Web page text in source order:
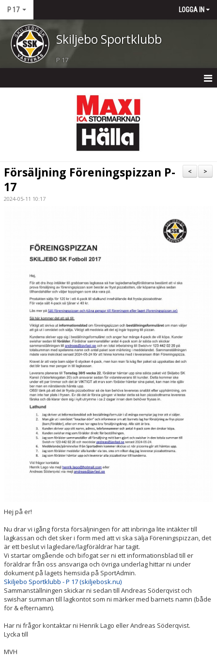
P 17 LOGGA IN
Skiljebo Sportklubb
P 17
TRUPPEN
BILDGALLERI
>
<
Försäljning Föreningspizzan P-
17
2024-05-11 10:17
Hej på er!
Nu drar vi igång första försäljningen för att inbringa lite intäkter till
lagkassan och det sker i form med att vi ska sälja Föreningspizzan, det
är ett beslut vi lagledare/lagföräldrar har tagit.
Vi startar omgående och bifogat ser ni ett informationsblad till er
föräldrar från oss ansvariga och övriga underlag hittar ni under
dokument på lagets hemsida på SportAdmin.
Skiljebo Sportklubb - P 17 (skiljebosk.nu)
Sammanställningen skickar ni sedan till Andreas Söderqvist och
swishar summan till lagkontot som ni märker med barnets namn (både
för & efternamn).
Har ni frågor kontaktar ni Henrik Lago eller Andreas Söderqvist.
Lycka till
MVH